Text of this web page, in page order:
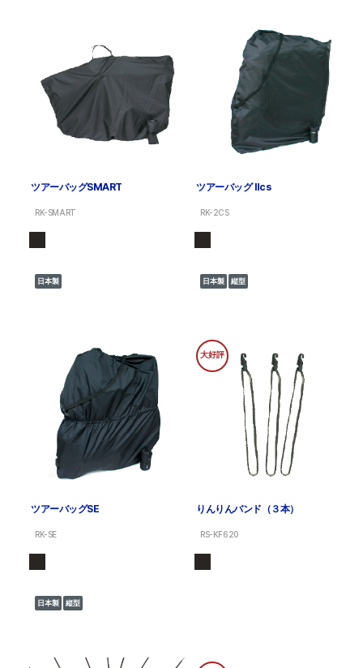
ツアーバッグSMART
RK-SMART
日本製
ツアーバッグ Ⅱcs
RK-2CS
日本製 縦型
ツアーバッグSE
RK-SE
日本製 縦型
大好評
りんりんバンド（３本）
RS-KF620